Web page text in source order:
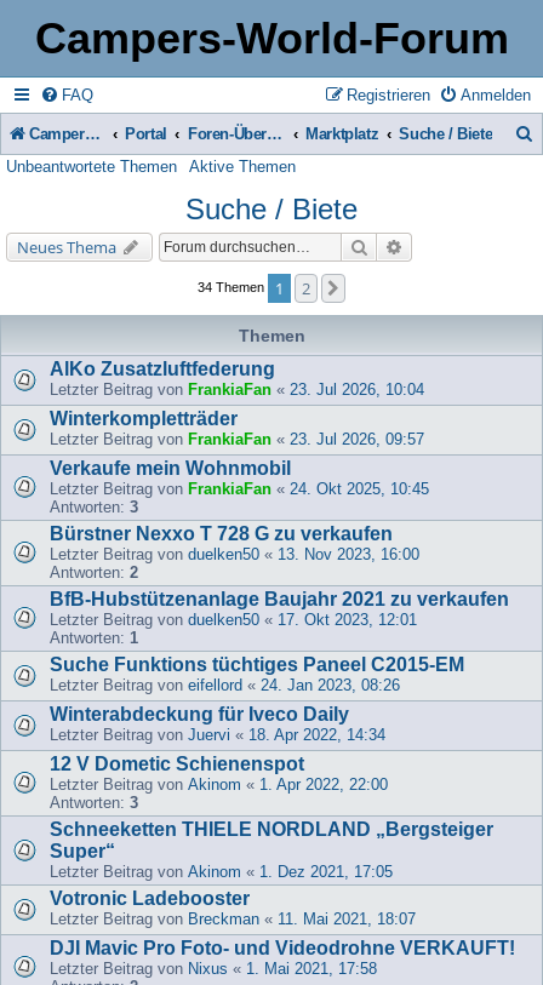
Campers-World-Forum
FAQ Anmelden
Registrieren
Campers-World-Forum Portal Foren-Übersicht Marktplatz Suche / Biete
Unbeantwortete Themen Aktive Themen
Suche / Biete
Neues Thema Suche
34 Themen 1 2
Themen
AlKo Zusatzluftfederung
Letzter Beitrag von FrankiaFan « 23. Jul 2026, 10:04
Winterkompletträder
Letzter Beitrag von FrankiaFan « 23. Jul 2026, 09:57
Verkaufe mein Wohnmobil
Letzter Beitrag von FrankiaFan « 24. Okt 2025, 10:45
Antworten: 3
Bürstner Nexxo T 728 G zu verkaufen
Letzter Beitrag von duelken50 « 13. Nov 2023, 16:00
Antworten: 2
BfB-Hubstützenanlage Baujahr 2021 zu verkaufen
Letzter Beitrag von duelken50 « 17. Okt 2023, 12:01
Antworten: 1
Suche Funktions tüchtiges Paneel C2015-EM
Letzter Beitrag von eifellord « 24. Jan 2023, 08:26
Winterabdeckung für Iveco Daily
Letzter Beitrag von Juervi « 18. Apr 2022, 14:34
12 V Dometic Schienenspot
Letzter Beitrag von Akinom « 1. Apr 2022, 22:00
Antworten: 3
Schneeketten THIELE NORDLAND „Bergsteiger
Super“
Letzter Beitrag von Akinom « 1. Dez 2021, 17:05
Votronic Ladebooster
Letzter Beitrag von Breckman « 11. Mai 2021, 18:07
DJI Mavic Pro Foto- und Videodrohne VERKAUFT!
Letzter Beitrag von Nixus « 1. Mai 2021, 17:58